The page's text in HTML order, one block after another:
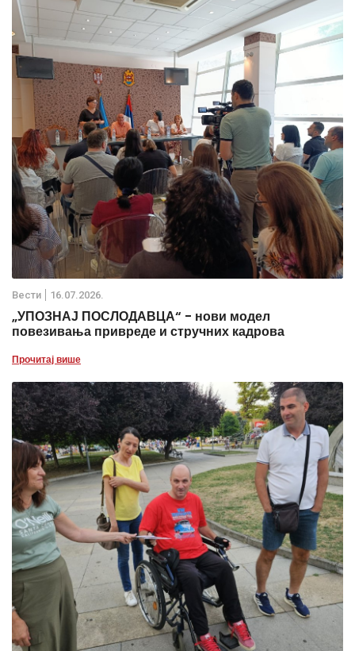
Вести 16.07.2026.
„УПОЗНАЈ ПОСЛОДАВЦА“ - нови модел
повезивања привреде и стручних кадрова
Прочитај више